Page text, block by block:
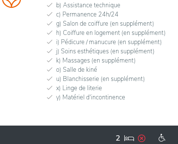
b) Assistance technique
c) Permanence 24h/24
g) Salon de coiffure (en supplément)
h) Coiffure en logement (en supplément)
i) Pédicure / manucure (en supplément)
j) Soins esthétiques (en supplément)
k) Massages (en supplément)
o) Salle de kiné
u) Blanchisserie (en supplément)
x) Linge de literie
y) Matériel d'incontinence
2